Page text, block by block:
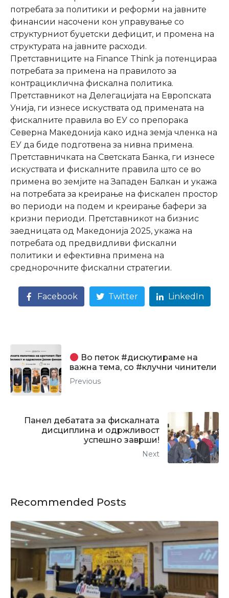
потребата за политики и реформи на јавните
финансии насочени кон управување со
структурниот буџетски дефицит, и промена на
структурата на јавните расходи.
Претставниците на Finance Think ја потенцираа
потребата за примена на правилото за
контрациклична фискална политика.
Претставникот на Делегацијата на Европската
Унија, ги изнесе искуствата од примената на
фискалните правила во ЕУ со препорака
Северна Македонија како идна земја членка на
ЕУ да биде подготвена за нивна примена.
Претставничката на Светската Банка, ги изнесе
искуствата и фискалните правила што се во
примена во земјите на Западен Балкан и укажа
на потребата за креирање на фискален простор
во периоди на подем и креирање бафери за
кризни периоди. Претставникот на бизнис
заедницата од Македонија 2025, укажа на
потребата од предвидливи фискални
политики и ефективна примена на
среднорочните фискални стратегии.
Facebook Twitter LinkedIn
Во петок #дискутираме на
важна тема, со #клучни чинители
Previous
Панел дебатата за фискалната
дисциплина и одржливост
успешно заврши!
Next
Recommended Posts